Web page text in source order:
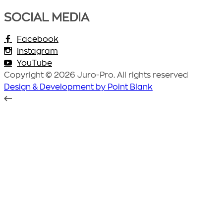
SOCIAL MEDIA
Facebook
Instagram
YouTube
Copyright © 2026 Juro-Pro. All rights reserved
Design & Development by Point Blank